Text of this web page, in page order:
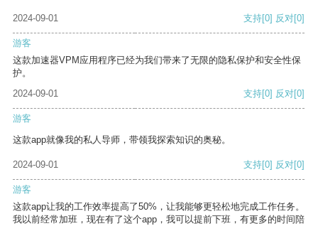
2024-09-01 支持[0] 反对[0]
游客
这款加速器VPM应用程序已经为我们带来了无限的隐私保护和安全性保
护。
2024-09-01
支持[0] 反对[0]
游客
这款app就像我的私人导师，带领我探索知识的奥秘。
2024-09-01 支持[0] 反对[0]
游客
这款app让我的工作效率提高了50%，让我能够更轻松地完成工作任务。
我以前经常加班，现在有了这个app，我可以提前下班，有更多的时间陪